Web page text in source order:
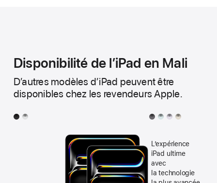
Disponibilité de l’iPad en Mali
D’autres modèles d’iPad peuvent être
disponibles chez les revendeurs Apple.
NoirArgent
L’expé­rience
iPad ultime
avec
la technologie
GrisBleuMauve
Lumière